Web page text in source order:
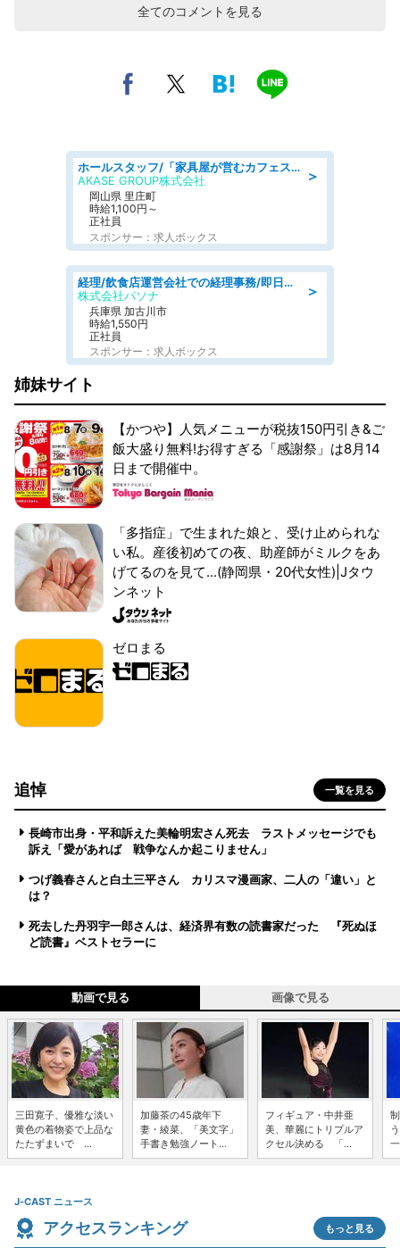
全てのコメントを見る
＞
ホールスタッフ/「家具屋が営むカフェスタッフ!」週2日～OK!嬉しいまかない付き/岡山県/浅口郡里庄町
AKASE GROUP株式会社
岡山県 里庄町
時給1,100円～
正社員
スポンサー：求人ボックス
＞
経理/飲食店運営会社での経理事務/即日勤務可/車通勤可/経理/一般事務
株式会社パソナ
兵庫県 加古川市
時給1,550円
正社員
スポンサー：求人ボックス
姉妹サイト
【かつや】人気メニューが税抜150円引き&ご
飯大盛り無料!お得すぎる「感謝祭」は8月14
日まで開催中。
「多指症」で生まれた娘と、受け止められな
い私。産後初めての夜、助産師がミルクをあ
げてるのを見て...(静岡県・20代女性)|Jタウ
ンネット
ゼロまる
追悼 一覧を見る
長崎市出身・平和訴えた美輪明宏さん死去 ラストメッセージでも
訴え「愛があれば 戦争なんか起こりません」
つげ義春さんと白土三平さん カリスマ漫画家、二人の「違い」と
は？
死去した丹羽宇一郎さんは、経済界有数の読書家だった 『死ぬほ
ど読書』ベストセラーに
動画で見る 画像で見る
三田寛子、優雅な淡い
黄色の着物姿で上品な
たたずまいで ...
加藤茶の45歳年下
妻・綾菜、「美文字」
手書き勉強ノート...
フィギュア・中井亜
美、華麗にトリプルア
クセル決める 「...
J-CAST ニュース
アクセスランキング もっと見る